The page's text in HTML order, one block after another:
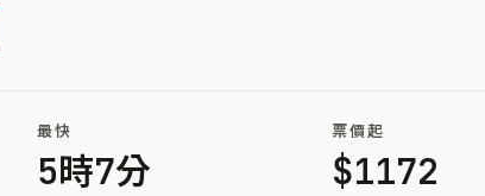
最快
5時7分
票價起
$1172